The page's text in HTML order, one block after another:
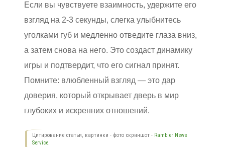
Если вы чувствуете взаимность, удержите его
взгляд на 2-3 секунды, слегка улыбнитесь
уголками губ и медленно отведите глаза вниз,
а затем снова на него. Это создаст динамику
игры и подтвердит, что его сигнал принят.
Помните: влюбленный взгляд — это дар
доверия, который открывает дверь в мир
глубоких и искренних отношений.
Цитирование статьи, картинки - фото скриншот - Rambler News
Service.